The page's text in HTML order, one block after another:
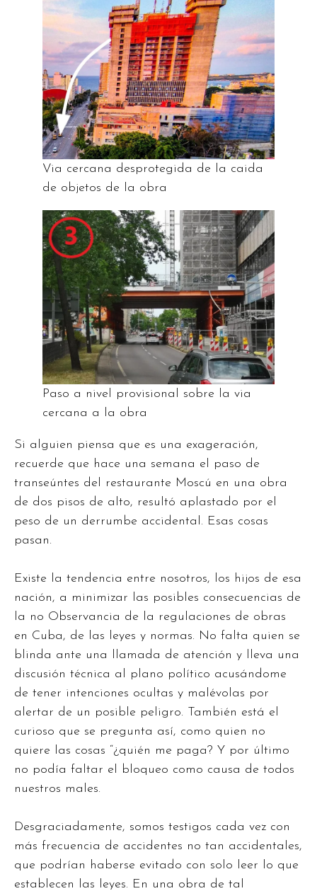
Via cercana desprotegida de la caida
de objetos de la obra
Paso a nivel provisional sobre la via
cercana a la obra
Si alguien piensa que es una exageración,
recuerde que hace una semana el paso de
transeúntes del restaurante Moscú en una obra
de dos pisos de alto, resultó aplastado por el
peso de un derrumbe accidental. Esas cosas
pasan.
Existe la tendencia entre nosotros, los hijos de esa
nación, a minimizar las posibles consecuencias de
la no Observancia de la regulaciones de obras
en Cuba, de las leyes y normas. No falta quien se
blinda ante una llamada de atención y lleva una
discusión técnica al plano político acusándome
de tener intenciones ocultas y malévolas por
alertar de un posible peligro. También está el
curioso que se pregunta así, como quien no
quiere las cosas “¿quién me paga? Y por último
no podía faltar el bloqueo como causa de todos
nuestros males.
Desgraciadamente, somos testigos cada vez con
más frecuencia de accidentes no tan accidentales,
que podrían haberse evitado con solo leer lo que
establecen las leyes. En una obra de tal